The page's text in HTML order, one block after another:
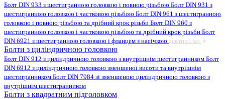
Болт DIN 933 з шестигранною головкою і повною різьбою Болт DIN 931 з
шестигранною головкою і частковою різьбою Болт DIN 961 з шестигранною
головкою і повною різьбою та дрібний крок різьби Болт DIN 960 з
шестигранною головкою і частковою різьбою та дрібний крок різьби Болт
DIN 6921 з шестигранною головкою і фланцем з насічкою дивитись все
Болти з циліндричною головкою
Болт DIN 912 з циліндричною головкою з внутрішнім шестигранником Болт
DIN 6912 з циліндричною головкою зменшеної висоти та внутрішнім
шестигранником Болт DIN 7984 зі зменшеною циліндричною головкою з
внутрішнім шестигранником
Болти з квадратним підголовком